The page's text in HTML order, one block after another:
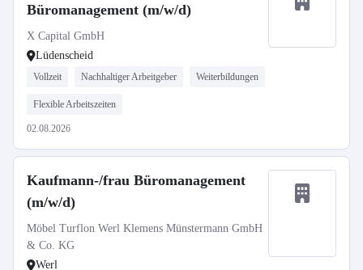
Büromanagement (m/w/d)
X Capital GmbH
Lüdenscheid
Vollzeit Nachhaltiger Arbeitgeber Weiterbildungen
Flexible Arbeitszeiten
02.08.2026
Kaufmann-/frau Büromanagement
(m/w/d)
Möbel Turflon Werl Klemens Münstermann GmbH
& Co. KG
Werl